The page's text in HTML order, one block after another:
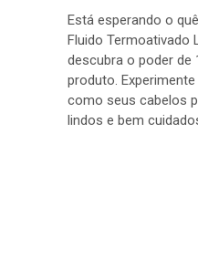
Está esperando o
Fluido Termoativado
descubra o poder
produto.
como seus cabelos
lindos e bem